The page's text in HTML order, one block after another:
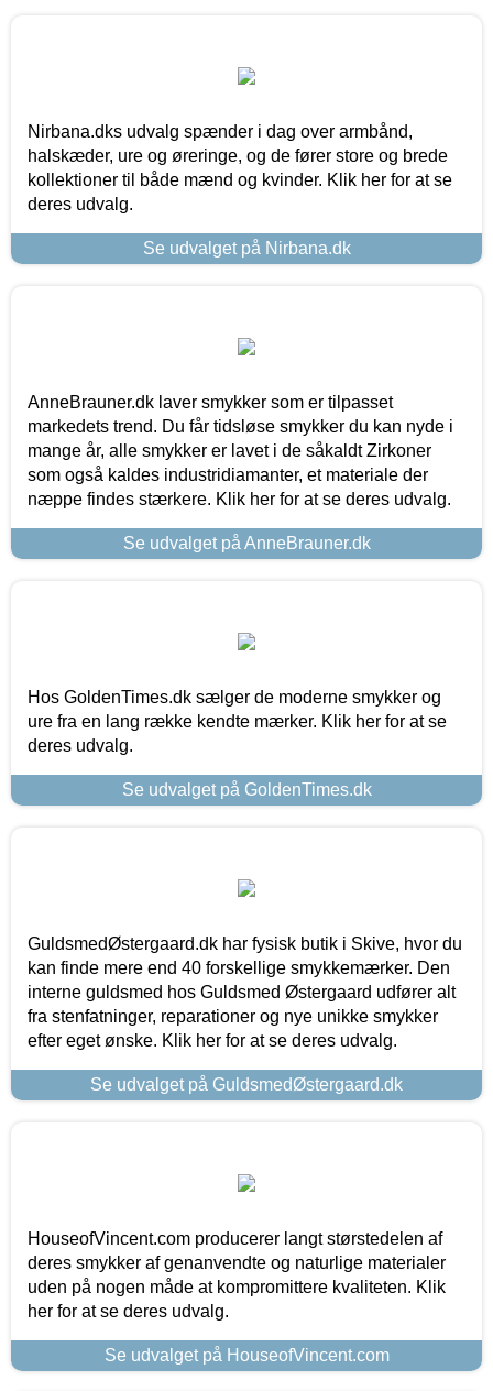
Nirbana.dks udvalg spænder i dag over armbånd,
halskæder, ure og øreringe, og de fører store og brede
kollektioner til både mænd og kvinder. Klik her for at se
deres udvalg.
Se udvalget på Nirbana.dk
AnneBrauner.dk laver smykker som er tilpasset
markedets trend. Du får tidsløse smykker du kan nyde i
mange år, alle smykker er lavet i de såkaldt Zirkoner
som også kaldes industridiamanter, et materiale der
næppe findes stærkere. Klik her for at se deres udvalg.
Se udvalget på AnneBrauner.dk
Hos GoldenTimes.dk sælger de moderne smykker og
ure fra en lang række kendte mærker. Klik her for at se
deres udvalg.
Se udvalget på GoldenTimes.dk
GuldsmedØstergaard.dk har fysisk butik i Skive, hvor du
kan finde mere end 40 forskellige smykkemærker. Den
interne guldsmed hos Guldsmed Østergaard udfører alt
fra stenfatninger, reparationer og nye unikke smykker
efter eget ønske. Klik her for at se deres udvalg.
Se udvalget på GuldsmedØstergaard.dk
HouseofVincent.com producerer langt størstedelen af
deres smykker af genanvendte og naturlige materialer
uden på nogen måde at kompromittere kvaliteten. Klik
her for at se deres udvalg.
Se udvalget på HouseofVincent.com